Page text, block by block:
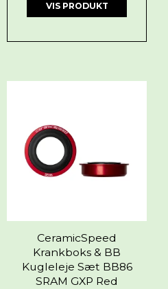
VIS PRODUKT
CeramicSpeed
Krankboks & BB
Kugleleje Sæt BB86
SRAM GXP Red